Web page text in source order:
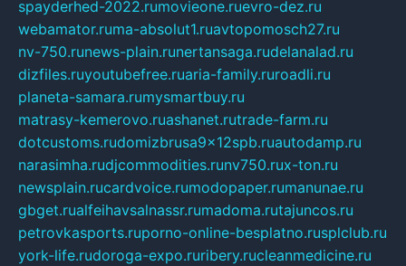
spayderhed-2022.rumovieone.ruevro-dez.ru
webamator.ruma-absolut1.ruavtopomosch27.ru
nv-750.runews-plain.runertansaga.rudelanalad.ru
dizfiles.ruyoutubefree.ruaria-family.ruroadli.ru
planeta-samara.rumysmartbuy.ru
matrasy-kemerovo.ruashanet.rutrade-farm.ru
dotcustoms.rudomizbrusa9x12spb.ruautodamp.ru
narasimha.rudjcommodities.runv750.rux-ton.ru
newsplain.rucardvoice.rumodopaper.rumanunae.ru
gbget.rualfeihavsalnassr.rumadoma.rutajuncos.ru
petrovkasports.ruporno-online-besplatno.rusplclub.ru
york-life.rudoroga-expo.ruribery.rucleanmedicine.ru